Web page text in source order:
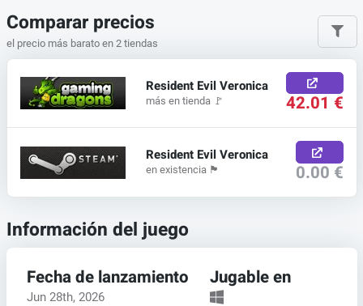
Comparar precios
el precio más barato en 2 tiendas
Resident Evil Veronica
más en tienda 🚩 42.01 €
Resident Evil Veronica
en existencia 🏴 0.00 €
Información del juego
Fecha de lanzamiento
Jun 28th, 2026
Jugable en